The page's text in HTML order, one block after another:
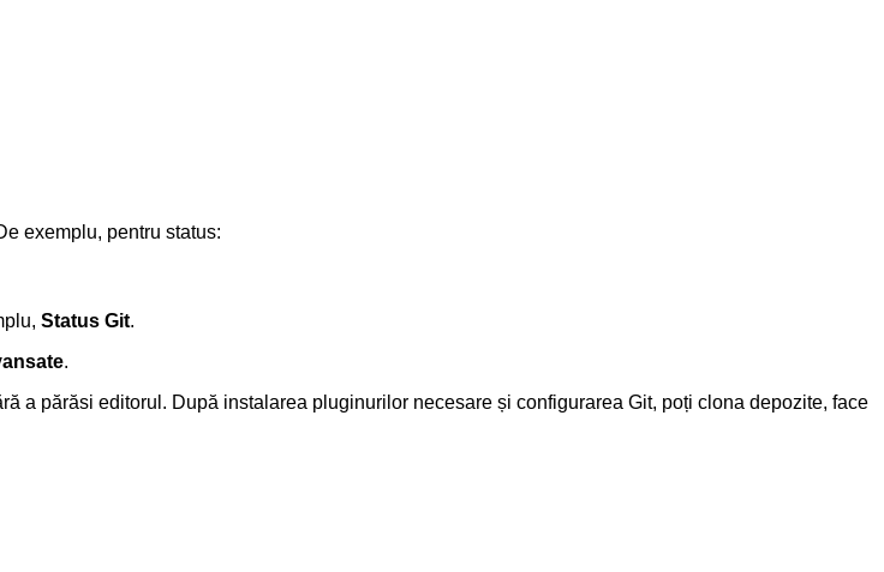
exemplu, pentru status:
Status Git.
.
a părăsi editorul. După instalarea pluginurilor necesare și configurarea Git, poți clona depozite, face